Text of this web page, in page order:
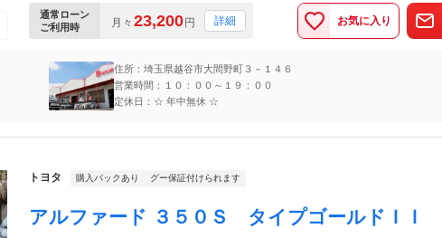
通常ローン
ご利用時
月々 23,200円 詳細 お気に入り
住所：埼玉県越谷市大間野町３－１４６
営業時間：１０：００～１９：００
定休日：☆ 年中無休 ☆
トヨタ 購入パックあり グー保証付けられます